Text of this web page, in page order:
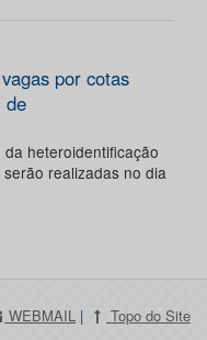
por cotas
de
heteroidentificação
realizadas no dia
WEBMAIL | Topo do Site